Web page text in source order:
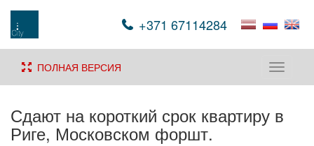
+371 67114284
Toggle
ПОЛНАЯ ВЕРСИЯ
Сдают на короткий срок квартиру в
Риге, Московском форшт.